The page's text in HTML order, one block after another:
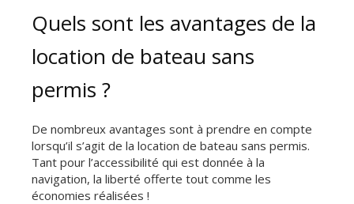
Quels sont les avantages de la
location de bateau sans
permis ?
De nombreux avantages sont à prendre en compte
lorsqu’il s’agit de la location de bateau sans permis.
Tant pour l’accessibilité qui est donnée à la
navigation, la liberté offerte tout comme les
économies réalisées !